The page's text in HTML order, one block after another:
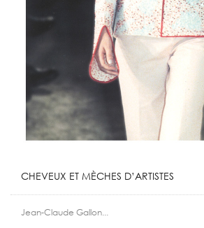
CHEVEUX ET MÈCHES D’ARTISTES
Jean-Claude Gallon...